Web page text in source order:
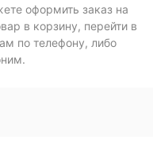
оформить заказ на
в корзину, перейти в
по телефону, либо